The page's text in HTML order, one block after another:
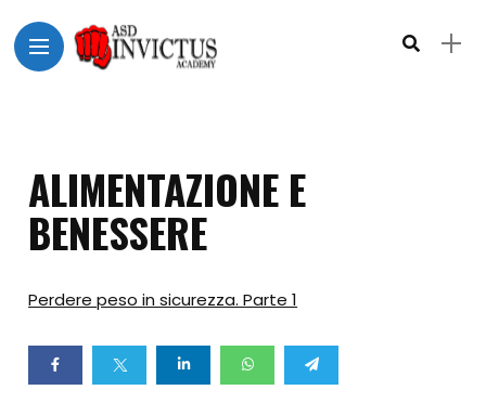
Home
I
Princìpi
ALIMENTAZIONE E
BENESSERE
Perdere peso in sicurezza. Parte 1